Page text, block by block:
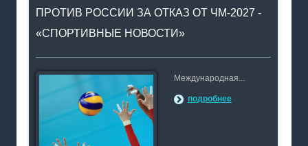
ПРОТИВ РОССИИ ЗА ОТКАЗ ОТ ЧМ-2027 -
«СПОРТИВНЫЕ НОВОСТИ»
Международная...
подробнее